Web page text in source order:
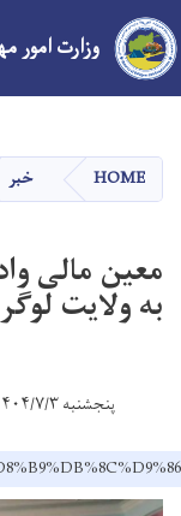
وزارت امور
HOME خبر
معین مالی
به ولایت
پنجشنبه ۱۴۰۴/۷/۳ - ۲۰:۵۵